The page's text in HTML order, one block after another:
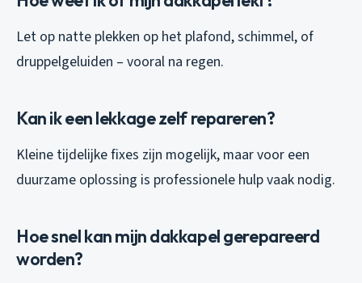
Let op natte plekken op het plafond, schimmel, of
druppelgeluiden – vooral na regen.
Kan ik een lekkage zelf repareren?
Kleine tijdelijke fixes zijn mogelijk, maar voor een
duurzame oplossing is professionele hulp vaak nodig.
Hoe snel kan mijn dakkapel gerepareerd
worden?